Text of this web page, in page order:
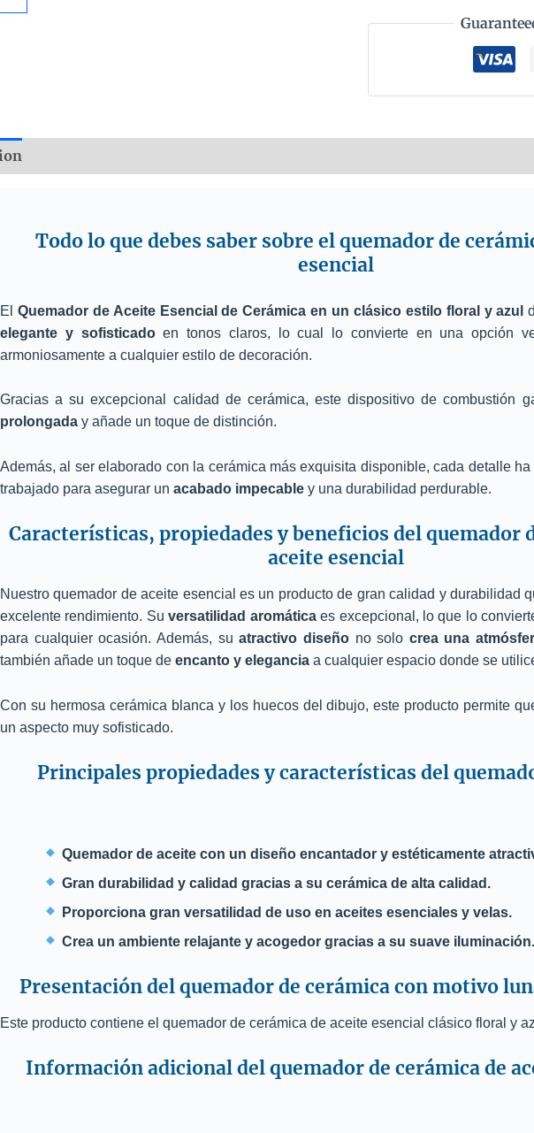
Todo lo que debes saber sobre el quemador de
esencial
El Quemador de Aceite Esencial de Cerámica en un clásico estilo floral y azul
elegante y sofisticadoen tonos claros, lo cual lo convierte en una opción
armoniosamente a cualquier estilo de decoración.
Gracias a su excepcional calidad de cerámica, este dispositivo de combustión
prolongada y añade un toque de distinción.
Además, al ser elaborado con la cerámica más exquisita disponible, cada detalle
trabajado para asegurar un acabado impecable y una durabilidad perdurable.
Características, propiedades y beneficios del quemador
aceite esencial
Nuestro quemador de aceite esencial es un producto de gran calidad y durabilidad
excelente rendimiento. Suversatilidad aromáticaes excepcional, lo que lo
para cualquier ocasión. Además, suatractivo diseñono solo crea una
también añade un toque de encanto y elegancia a cualquier espacio donde se
Con su hermosa cerámica blanca y los huecos del dibujo, este producto permite
un aspecto muy sofisticado.
Principales propiedades y características del
Quemador de aceite con un diseño encantador y estéticamente
Gran durabilidad y calidad gracias a su cerámica de alta calidad.
Proporciona gran versatilidad de uso en aceites esenciales y velas.
Crea un ambiente relajante y acogedor gracias a su suave iluminación.
Presentación del quemador de cerámica con motivo
Este producto contiene el quemador de cerámica de aceite esencial clásico floral y
Información adicional del quemador de cerámica de